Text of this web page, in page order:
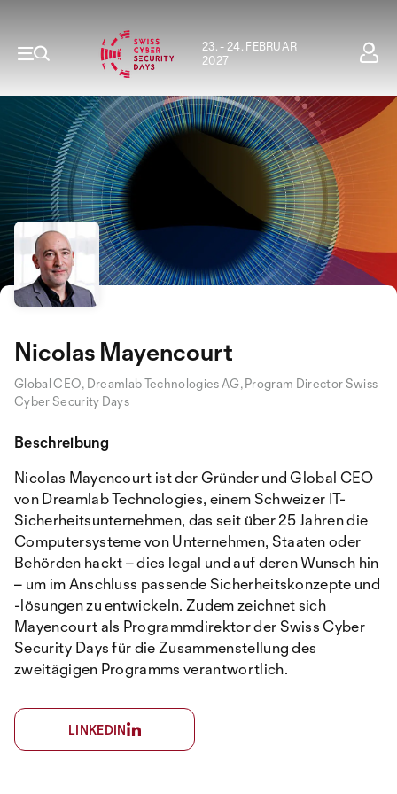
23. - 24. FEBRUAR
2027
Nicolas Mayencourt
Global CEO, Dreamlab Technologies AG, Program Director Swiss
Cyber Security Days
Beschreibung
Nicolas Mayencourt ist der Gründer und Global CEO
von Dreamlab Technologies, einem Schweizer IT-
Sicherheitsunternehmen, das seit über 25 Jahren die
Computersysteme von Unternehmen, Staaten oder
Behörden hackt – dies legal und auf deren Wunsch hin
– um im Anschluss passende Sicherheitskonzepte und
-lösungen zu entwickeln. Zudem zeichnet sich
Mayencourt als Programmdirektor der Swiss Cyber
Security Days für die Zusammenstellung des
zweitägigen Programms verantwortlich.
LINKEDIN